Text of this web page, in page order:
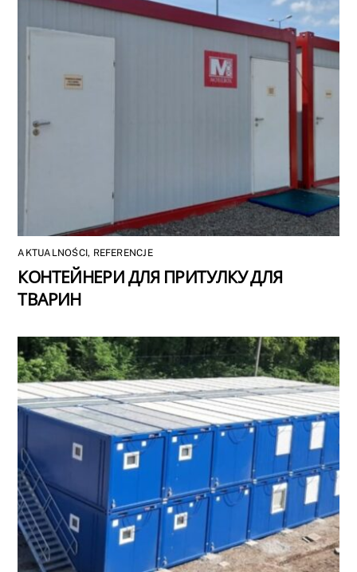
AKTUALNOŚCI, REFERENCJE
КОНТЕЙНЕРИ ДЛЯ ПРИТУЛКУ ДЛЯ
ТВАРИН